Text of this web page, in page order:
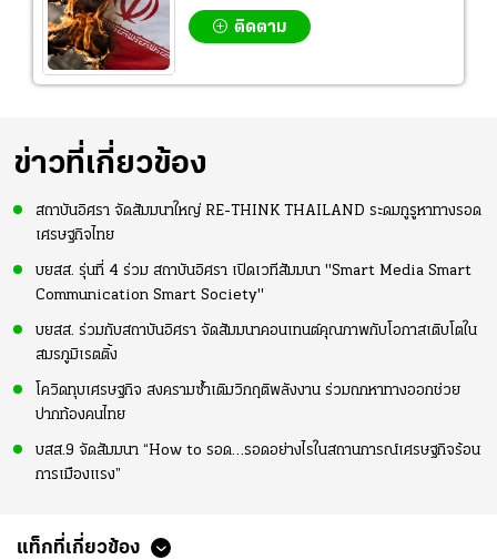
ติดตาม
ข่าวที่เกี่ยวข้อง
สถาบันอิศรา จัดสัมมนาใหญ่ RE-THINK THAILAND ระดมกูรูหาทางรอด
เศรษฐกิจไทย
บยสส. รุ่นที่ 4 ร่วม สถาบันอิศรา เปิดเวทีสัมมนา "Smart Media Smart
Communication Smart Society"
บยสส. ร่วมกับสถาบันอิศรา จัดสัมมนาคอนเทนต์คุณภาพกับโอกาสเติบโตใน
สมรภูมิเรตติ้ง
โควิดทุบเศรษฐกิจ สงครามซ้ำเติมวิกฤติพลังงาน ร่วมถกหาทางออกช่วย
ปากท้องคนไทย
บสส.9 จัดสัมมนา “How to รอด…รอดอย่างไรในสถานการณ์เศรษฐกิจร้อน
การเมืองแรง”
แท็กที่เกี่ยวข้อง